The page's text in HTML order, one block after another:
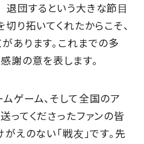
団するという大きな節目
り拓いてくれたからこそ、
あります。これまでの多
謝の意を表します。
ゲーム、そして全国のア
ってくださったファンの皆
えのない「戦友」です。先